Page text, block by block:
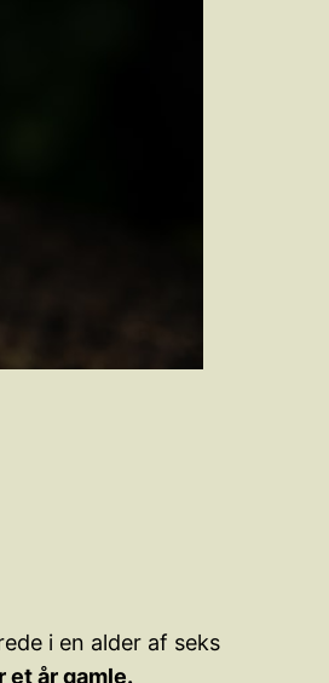
i en alder af seks
et år gamle.